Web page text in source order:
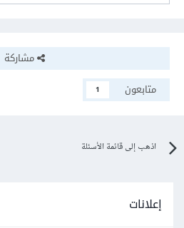
مشاركة
متابعون
1
اذهب إلى قائمة الأسئلة
إعلانات